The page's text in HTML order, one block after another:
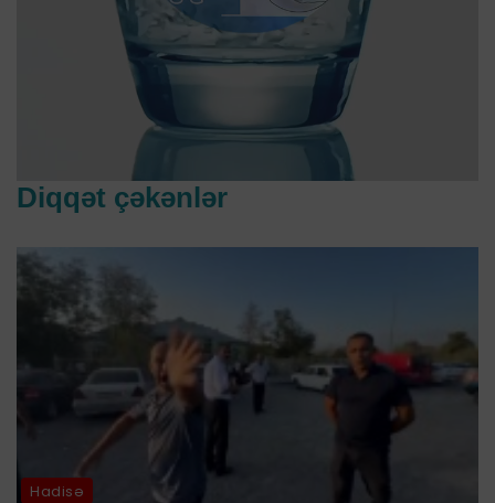
Diqqət çəkənlər
Hadisə